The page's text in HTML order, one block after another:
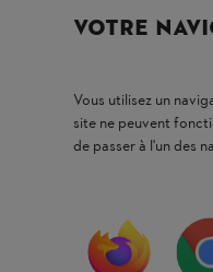
de confier la préparation
VOTRE
Vous utilisez un
site ne peuvent
de passer à l'un des